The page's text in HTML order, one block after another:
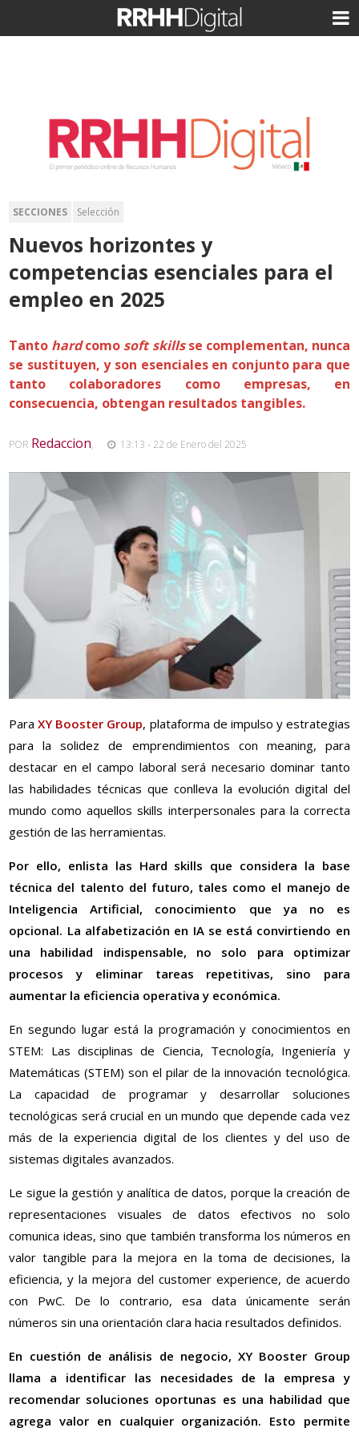
SECCIONES Selección
Nuevos horizontes y
competencias esenciales para el
empleo en 2025
Tanto hardcomo soft skillsse complementan, nunca
se sustituyen, y son esenciales en conjunto para que
tanto colaboradores como empresas, en
consecuencia, obtengan resultados tangibles.
POR Redaccion, 13:13 - 22 de Enero del 2025
ParaXY Booster Group, plataforma de impulso y estrategias
para la solidez de emprendimientos con meaning, para
destacar en el campo laboral será necesario dominar tanto
las habilidades técnicas que conlleva la evolución digital del
mundo como aquellos skills interpersonales para la correcta
gestión de las herramientas.
Por ello, enlista las Hard skills que considera la base
técnica del talento del futuro, tales como el manejo de
Inteligencia Artificial, conocimiento que ya no es
opcional. La alfabetización en IA se está convirtiendo en
una habilidad indispensable, no solo para optimizar
procesos y eliminar tareas repetitivas, sino para
aumentar la eficiencia operativa y económica.
En segundo lugar está la programación y conocimientos en
STEM: Las disciplinas de Ciencia, Tecnología, Ingeniería y
Matemáticas (STEM) son el pilar de la innovación tecnológica.
La capacidad de programar y desarrollar soluciones
tecnológicas será crucial en un mundo que depende cada vez
más de la experiencia digital de los clientes y del uso de
sistemas digitales avanzados.
Le sigue la gestión y analítica de datos, porque la creación de
representaciones visuales de datos efectivos no solo
comunica ideas, sino que también transforma los números en
valor tangible para la mejora en la toma de decisiones, la
eficiencia, y la mejora del customer experience, de acuerdo
con PwC. De lo contrario, esa data únicamente serán
números sin una orientación clara hacia resultados definidos.
En cuestión de análisis de negocio, XY Booster Group
llama a identificar las necesidades de la empresa y
recomendar soluciones oportunas es una habilidad que
agrega valor en cualquier organización. Esto permite